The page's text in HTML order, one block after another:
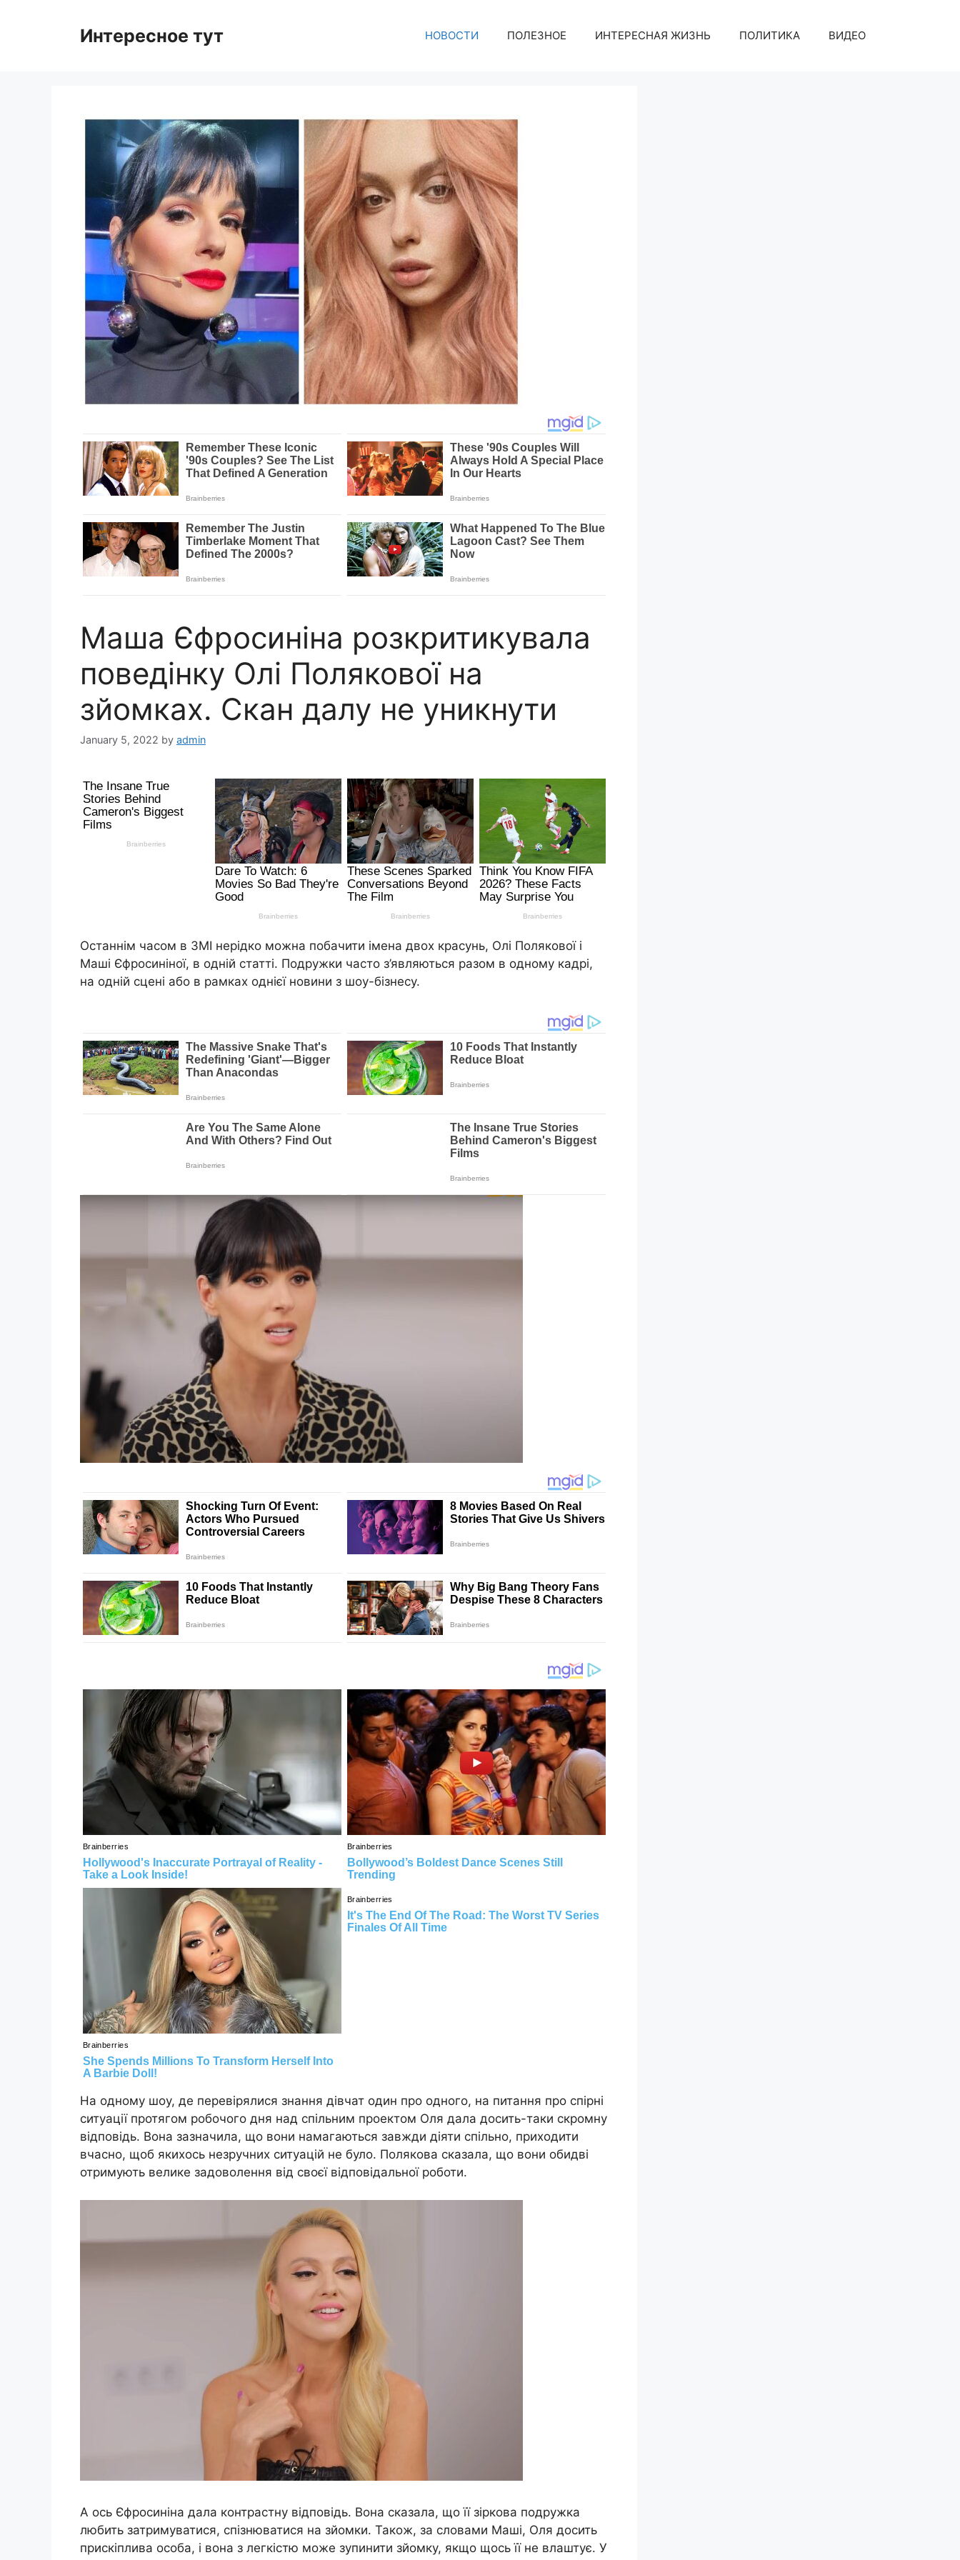
Интересное тут НОВОСТИ ПОЛЕЗНОЕ ИНТЕРЕСНАЯ ЖИЗНЬ ПОЛИТИКА ВИДЕО
Маша Єфросиніна розкритикувала
поведінку Олі Полякової на
зйомках. Скан далу не уникнути
January 5, 2022 by admin
Останнім часом в ЗМІ нерідко можна побачити імена двох красунь, Олі Полякової і
Маші Єфросиніної, в одній статті. Подружки часто з’являються разом в одному кадрі,
на одній сцені або в рамках однієї новини з шоу-бізнесу.
На одному шоу, де перевірялися знання дівчат один про одного, на питання про спірні
ситуації протягом робочого дня над спільним проектом Оля дала досить-таки скромну
відповідь. Вона зазначила, що вони намагаються завжди діяти спільно, приходити
вчасно, щоб якихось незручних ситуацій не було. Полякова сказала, що вони обидві
отримують велике задоволення від своєї відповідальної роботи.
А ось Єфросиніна дала контрастну відповідь. Вона сказала, що її зіркова подружка
любить затримуватися, спізнюватися на зйомки. Також, за словами Маші, Оля досить
прискіплива особа, і вона з легкістю може зупинити зйомку, якщо щось її не влаштує. У